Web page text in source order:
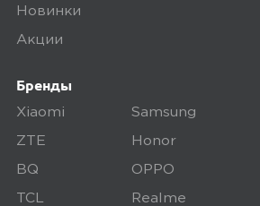
Новинки
Акции
Бренды
Xiaomi Samsung
ZTE Honor
BQ OPPO
TCL Realme